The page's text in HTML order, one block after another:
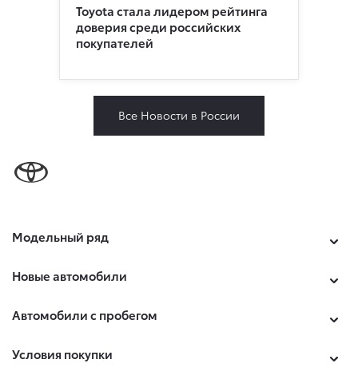
Toyota стала лидером рейтинга
доверия среди российских
покупателей
Все Новости в России
Модельный ряд
Новые автомобили
Автомобили с пробегом
Условия покупки